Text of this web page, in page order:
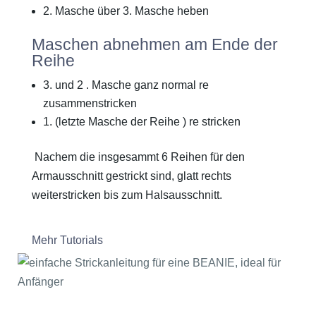
2. Masche über 3. Masche heben
Maschen abnehmen am Ende der
Reihe
3. und 2 . Masche ganz normal re
zusammenstricken
1. (letzte Masche der Reihe ) re stricken
Nachem die insgesammt 6 Reihen für den
Armausschnitt gestrickt sind, glatt rechts
weiterstricken bis zum Halsausschnitt.
Mehr Tutorials